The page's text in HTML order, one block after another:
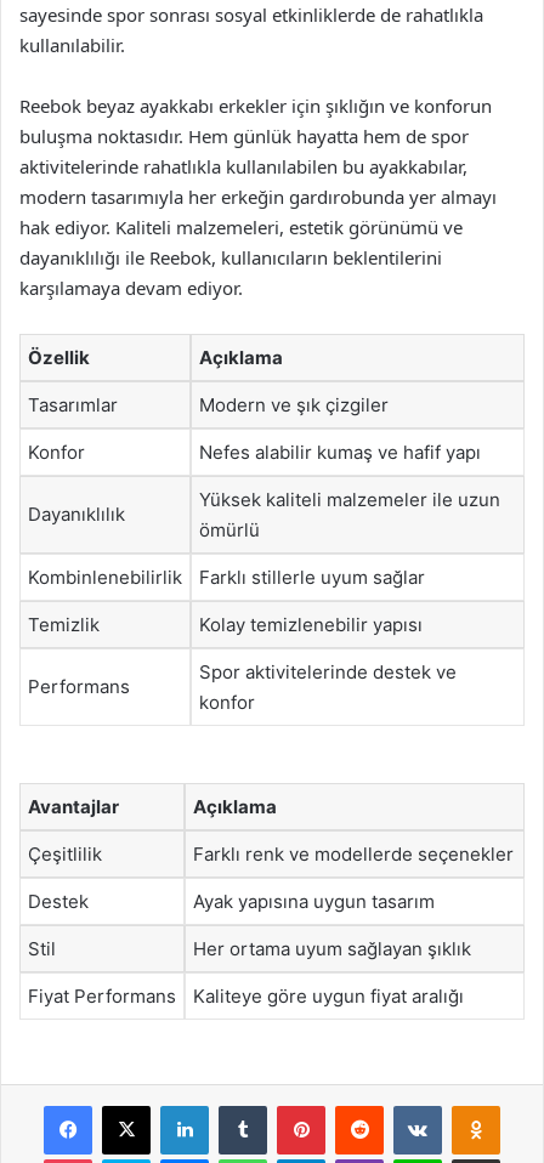
sayesinde spor sonrası sosyal etkinliklerde de rahatlıkla
kullanılabilir.
Reebok beyaz ayakkabı erkekler için şıklığın ve konforun
buluşma noktasıdır. Hem günlük hayatta hem de spor
aktivitelerinde rahatlıkla kullanılabilen bu ayakkabılar,
modern tasarımıyla her erkeğin gardırobunda yer almayı
hak ediyor. Kaliteli malzemeleri, estetik görünümü ve
dayanıklılığı ile Reebok, kullanıcıların beklentilerini
karşılamaya devam ediyor.
Özellik Açıklama
Tasarımlar Modern ve şık çizgiler
Konfor Nefes alabilir kumaş ve hafif yapı
Dayanıklılık
Yüksek kaliteli malzemeler ile uzun
ömürlü
Kombinlenebilirlik Farklı stillerle uyum sağlar
Temizlik Kolay temizlenebilir yapısı
Performans
Spor aktivitelerinde destek ve
konfor
Avantajlar Açıklama
Çeşitlilik Farklı renk ve modellerde seçenekler
Destek Ayak yapısına uygun tasarım
Stil Her ortama uyum sağlayan şıklık
Fiyat Performans Kaliteye göre uygun fiyat aralığı
Facebook
X LinkedInTumblr PinterestReddit VKontakte
Pocket Skype MessengerWhatsAppTelegramViber Line E-Posta ile